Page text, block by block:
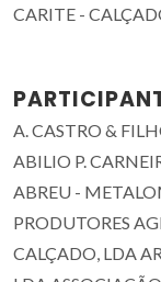
CARITE -
A. CASTRO &
ABILIO P.
ABREU -
PRODUTORES
CALÇADO, LDA